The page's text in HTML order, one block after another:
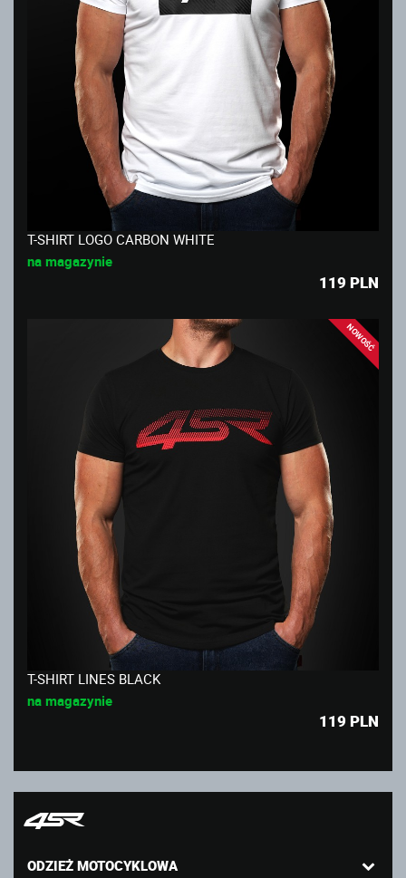
T-SHIRT LOGO CARBON WHITE
na magazynie
119 PLN
NOWOŚĆ
T-SHIRT LINES BLACK
na magazynie
119 PLN
ODZIEŻ MOTOCYKLOWA